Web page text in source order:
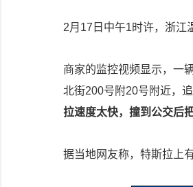
2月17日中午1时许，浙江
商家的监控视频显示，一
北街200号附20号附近，
拉速度太快，撞到公交后
据当地网友称，特斯拉上